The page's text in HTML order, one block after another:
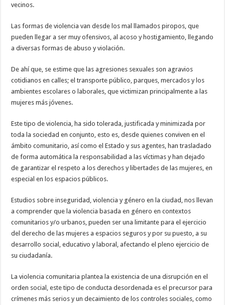
vecinos.
Las formas de violencia van desde los mal llamados piropos, que
pueden llegar a ser muy ofensivos, al acoso y hostigamiento, llegando
a diversas formas de abuso y violación.
De ahí que, se estime que las agresiones sexuales son agravios
cotidianos en calles; el transporte público, parques, mercados y los
ambientes escolares o laborales, que victimizan principalmente a las
mujeres más jóvenes.
Este tipo de violencia, ha sido tolerada, justificada y minimizada por
toda la sociedad en conjunto, esto es, desde quienes conviven en el
ámbito comunitario, así como el Estado y sus agentes, han trasladado
de forma automática la responsabilidad a las víctimas y han dejado
de garantizar el respeto a los derechos y libertades de las mujeres, en
especial en los espacios públicos.
Estudios sobre inseguridad, violencia y género en la ciudad, nos llevan
a comprender que la violencia basada en género en contextos
comunitarios y/o urbanos, pueden ser una limitante para el ejercicio
del derecho de las mujeres a espacios seguros y por su puesto, a su
desarrollo social, educativo y laboral, afectando el pleno ejercicio de
su ciudadanía.
La violencia comunitaria plantea la existencia de una disrupción en el
orden social, este tipo de conducta desordenada es el precursor para
crímenes más serios y un decaimiento de los controles sociales, como